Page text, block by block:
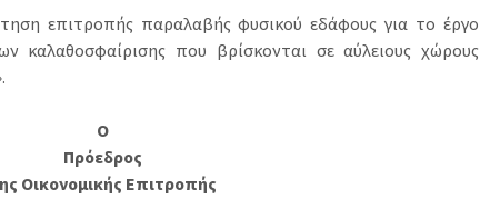
επιτροπής παραλαβής φυσικού εδάφους για το έργο
καλαθοσφαίρισης που βρίσκονται σε αύλειους χώρους
Ο
Πρόεδρος
Οικονομικής Επιτροπής